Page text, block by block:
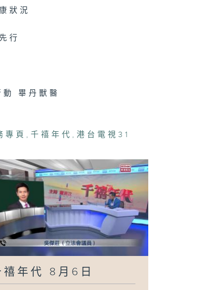
代 7月29
狀況
行
畢丹獸醫
專頁 ,千禧年代 ,港台電視31
禧年代 8月6日